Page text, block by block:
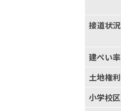
接道状況
建ぺい率
土地権利
小学校区